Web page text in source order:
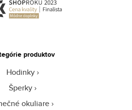
produktov
Hodinky
Šperky
okuliare